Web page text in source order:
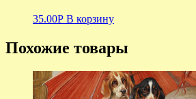
35.00Р В корзину
Похожие товары